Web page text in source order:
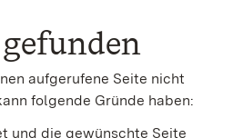
aufgerufene Seite nicht
folgende Gründe haben:
und die gewünschte Seite